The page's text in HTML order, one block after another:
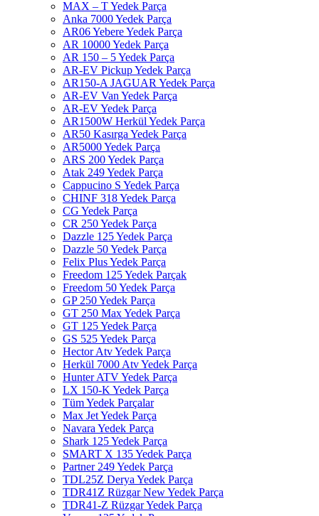
MAX – T Yedek Parça
Anka 7000 Yedek Parça
AR06 Yebere Yedek Parça
AR 10000 Yedek Parça
AR 150 – 5 Yedek Parça
AR-EV Pickup Yedek Parça
AR150-A JAGUAR Yedek Parça
AR-EV Van Yedek Parça
AR-EV Yedek Parça
AR1500W Herkül Yedek Parça
AR50 Kasırga Yedek Parça
AR5000 Yedek Parça
ARS 200 Yedek Parça
Atak 249 Yedek Parça
Cappucino S Yedek Parça
CHINF 318 Yedek Parça
CG Yedek Parça
CR 250 Yedek Parça
Dazzle 125 Yedek Parça
Dazzle 50 Yedek Parça
Felix Plus Yedek Parça
Freedom 125 Yedek Parçak
Freedom 50 Yedek Parça
GP 250 Yedek Parça
GT 250 Max Yedek Parça
GT 125 Yedek Parça
GS 525 Yedek Parça
Hector Atv Yedek Parça
Herkül 7000 Atv Yedek Parça
Hunter ATV Yedek Parça
LX 150-K Yedek Parça
Tüm Yedek Parçalar
Max Jet Yedek Parça
Navara Yedek Parça
Shark 125 Yedek Parça
SMART X 135 Yedek Parça
Partner 249 Yedek Parça
TDL25Z Derya Yedek Parça
TDR41Z Rüzgar New Yedek Parça
TDR41-Z Rüzgar Yedek Parça